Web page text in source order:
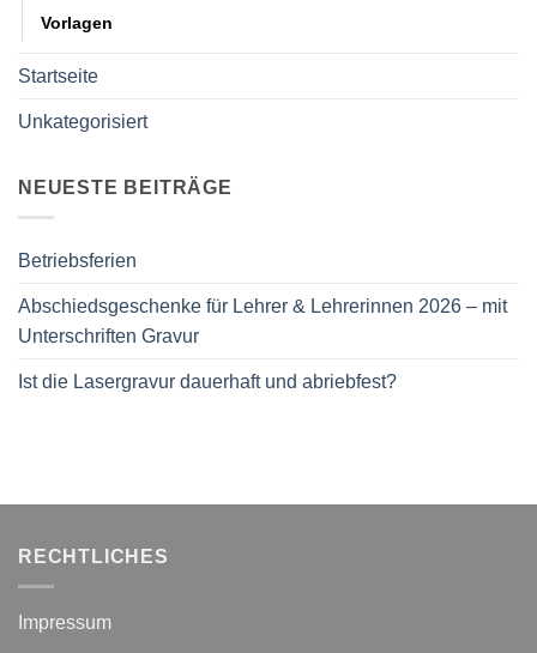
Vorlagen
Startseite
Unkategorisiert
NEUESTE BEITRÄGE
Betriebsferien
Abschiedsgeschenke für Lehrer & Lehrerinnen 2026 – mit
Unterschriften Gravur
Ist die Lasergravur dauerhaft und abriebfest?
RECHTLICHES
Impressum